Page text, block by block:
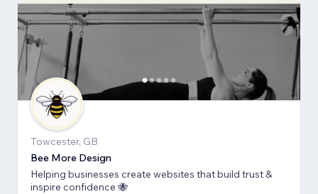
Towcester, GB
Bee More Design
Helping businesses create websites that build trust &
inspire confidence 🐝